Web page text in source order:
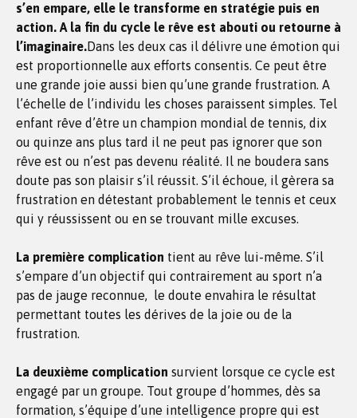
s’en empare, elle le transforme en stratégie puis en
action. A la fin du cycle le rêve est abouti ou retourne à
l’imaginaire.Dans les deux cas il délivre une émotion qui
est proportionnelle aux efforts consentis. Ce peut être
une grande joie aussi bien qu’une grande frustration. A
l’échelle de l’individu les choses paraissent simples. Tel
enfant rêve d’être un champion mondial de tennis, dix
ou quinze ans plus tard il ne peut pas ignorer que son
rêve est ou n’est pas devenu réalité. Il ne boudera sans
doute pas son plaisir s’il réussit. S’il échoue, il gèrera sa
frustration en détestant probablement le tennis et ceux
qui y réussissent ou en se trouvant mille excuses.
La première complication tient au rêve lui-même. S’il
s’empare d’un objectif qui contrairement au sport n’a
pas de jauge reconnue, le doute envahira le résultat
permettant toutes les dérives de la joie ou de la
frustration.
La deuxième complication survient lorsque ce cycle est
engagé par un groupe. Tout groupe d’hommes, dès sa
formation, s’équipe d’une intelligence propre qui est